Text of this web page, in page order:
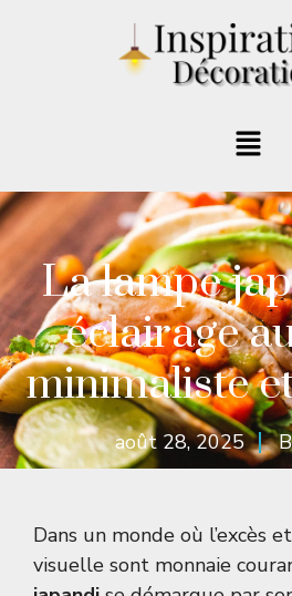
La lampe
éclairage
minimaliste
août 28, 2025
Dans un monde où l’excès
visuelle sont monnaie